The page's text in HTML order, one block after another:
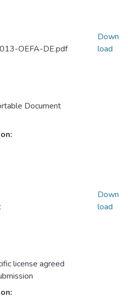
OEFA-DE.pdf
Document
Down
load
license agreed
Down
load